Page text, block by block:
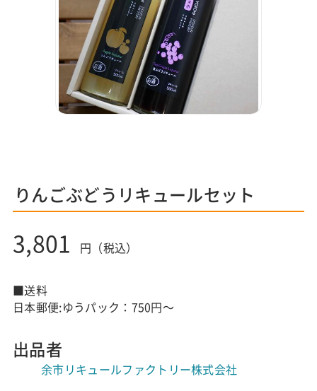
りんごぶどうリキュールセット
3,801 円（税込）
■送料
日本郵便:ゆうパック：750円～
出品者
余市リキュールファクトリー株式会社